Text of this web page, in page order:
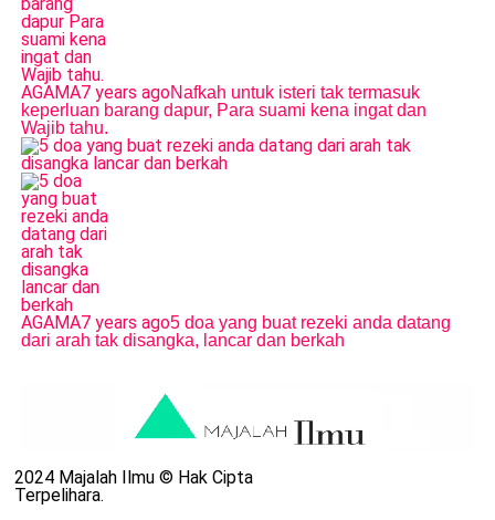
AGAMA7 years agoNafkah untuk isteri tak termasuk
keperluan barang dapur, Para suami kena ingat dan
Wajib tahu.
AGAMA7 years ago5 doa yang buat rezeki anda datang
dari arah tak disangka, lancar dan berkah
2024 Majalah Ilmu © Hak Cipta
Terpelihara.